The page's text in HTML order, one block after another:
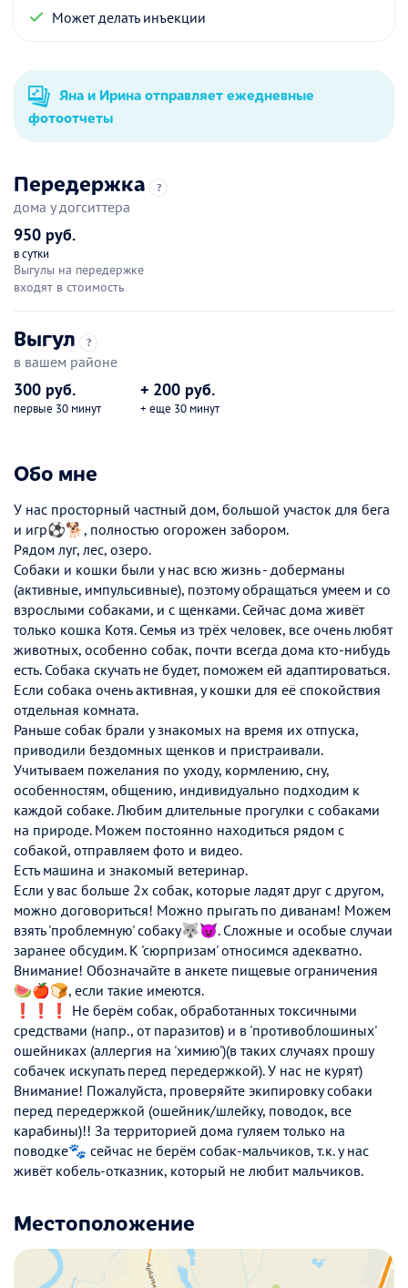
Может делать инъекции
Яна и Ирина отправляет ежедневные
фотоотчеты
Передержка ?
дома у догситтера
950 руб.
в сутки
Выгулы на передержке
входят в стоимость
Выгул ?
в вашем районе
300 руб.
первые 30 минут
+ 200 руб.
+ еще 30 минут
Обо мне
У нас просторный частный дом, большой участок для бега
и игр⚽🐕, полностью огорожен забором.
Рядом луг, лес, озеро.
Собаки и кошки были у нас всю жизнь - доберманы
(активные, импульсивные), поэтому обращаться умеем и со
взрослыми собаками, и с щенками. Сейчас дома живёт
только кошка Котя. Семья из трёх человек, все очень любят
животных, особенно собак, почти всегда дома кто-нибудь
есть. Собака скучать не будет, поможем ей адаптироваться.
Если собака очень активная, у кошки для её спокойствия
отдельная комната.
Раньше собак брали у знакомых на время их отпуска,
приводили бездомных щенков и пристраивали.
Учитываем пожелания по уходу, кормлению, сну,
особенностям, общению, индивидуально подходим к
каждой собаке. Любим длительные прогулки с собаками
на природе. Можем постоянно находиться рядом с
собакой, отправляем фото и видео.
Есть машина и знакомый ветеринар.
Если у вас больше 2х собак, которые ладят друг с другом,
можно договориться! Можно прыгать по диванам! Можем
взять 'проблемную' собаку🐺😈. Сложные и особые случаи
заранее обсудим. К 'сюрпризам' относимся адекватно.
Внимание! Обозначайте в анкете пищевые ограничения
🍉🍎🍞, если такие имеются.
❗❗❗ Не берём собак, обработанных токсичными
средствами (напр., от паразитов) и в 'противоблошиных'
ошейниках (аллергия на 'химию')(в таких случаях прошу
собачек искупать перед передержкой). У нас не курят)
Внимание! Пожалуйста, проверяйте экипировку собаки
перед передержкой (ошейник/шлейку, поводок, все
карабины)!! За территорией дома гуляем только на
поводке🐾 сейчас не берём собак-мальчиков, т.к. у нас
живёт кобель-отказник, который не любит мальчиков.
Местоположение